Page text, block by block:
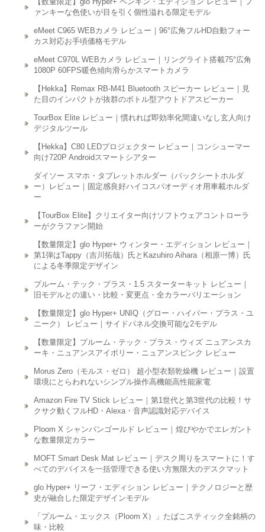
ァンキーな色使いが目を引く個性溢れる限定モデル
eMeet C965 WEBカメラ レビュー｜96°広角フルHD自動フォー
カス対応お手頃価格モデル
eMeet C970L WEBカメラ レビュー｜リングライト搭載75°広角
1080P 60FPS暖色傾向滑らかスマートカメラ
【Hekka】Remax RB-M41 Bluetooth スピーカー レビュー｜見
た目のインパクトが抜群のボトル型アウトドアスピーカー
TourBox Elite レビュー｜慣れれば即効率化間違いなし玄人向け
デジタルツール
【Hekka】C80 LEDプロジェクター レビュー｜コンシューマー
向け720P Androidスマートシアター
ダイソー スマホ・タブレットホルダー（バックシートホルダ
ー）レビュー｜固定感良好ハイコスパオーディオ用車載ホルダ
ー
【TourBox Elite】クリエイター向けソフトウェアコントローラ
ーがクラファン開始
【数量限定】glo Hyper+ ウィンター・エディション レビュー｜
第1弾はTappy（吉川拓哉）氏とKazuhiro Aihara（相原一博）氏
による冬季限定デザイン
プルーム・テック・プラス・1.5 スターターキット レビュー｜
旧モデルとの違い・比較・変更点・全カラーバリエーション
【数量限定】glo Hyper+ UNIQ（グロー・ハイパー・プラス・ユ
ニーク） レビュー｜サイドパネル交換可能な2モデル
【数量限定】プルーム・テック・プラス・ウィズ ニュアンスカ
ーキ・ニュアンスアイボリー・ニュアンスピンク レビュー
Morus Zero（モルス・ゼロ） 超小型衣類乾燥機 レビュー｜設置
環境にとらわれないシンプル操作高機能高性能家電
Amazon Fire TV Stick レビュー｜第1世代と第3世代の比較！サ
クサク動くフルHD・Alexa・音声認識対応デバイス
Ploom X シャンパンゴールド レビュー｜煌びやかでエレガント
な数量限定カラー
MOFT Smart Desk Mat レビュー｜デスク周りをスマートに！す
べてのデバイスを一括管理できる使い方無限大のデスクマット
glo Hyper+ リーフ・エディション レビュー｜テクノロジーと歴
史が融合した限定デザインモデル
「プルーム・エックス（Ploom X）」たばこスティック全銘柄の
味・比較